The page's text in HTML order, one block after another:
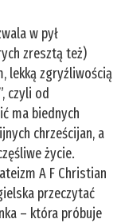
w pył
zresztą też)
lekką zgryźliwością
czyli od
ma biednych
chrześcijan, a
życie.
A F Christian
przeczytać
– która próbuje